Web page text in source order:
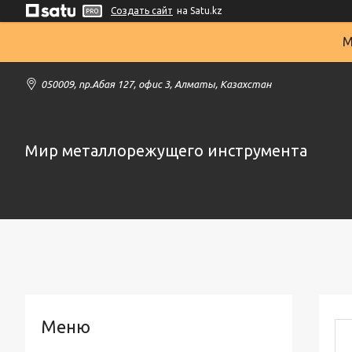
Создать сайт на Satu.kz
050009, пр.Абая 127, офис 3, Алматы, Казахстан
Мир металлорежущего инструмента